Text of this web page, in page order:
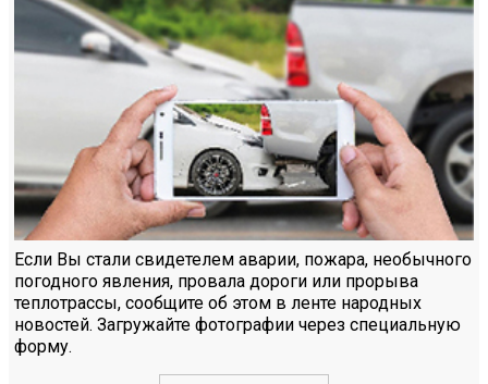
Если Вы стали свидетелем аварии, пожара, необычного
погодного явления, провала дороги или прорыва
теплотрассы, сообщите об этом в ленте народных
новостей. Загружайте фотографии через специальную
форму.